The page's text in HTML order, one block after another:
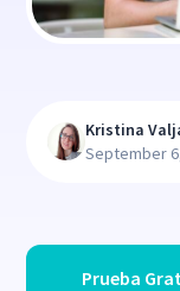
Prueba
Kristina
September